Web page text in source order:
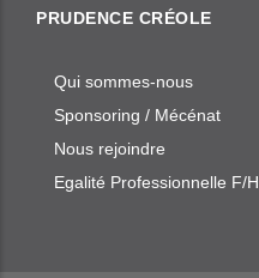
PRUDENCE CRÉOLE
Qui sommes-nous
Sponsoring / Mécénat
Nous rejoindre
Egalité Professionnelle F/H